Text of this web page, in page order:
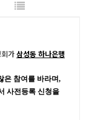
가삼성동 하나은행
은 참여를 바라며,
사전등록 신청을